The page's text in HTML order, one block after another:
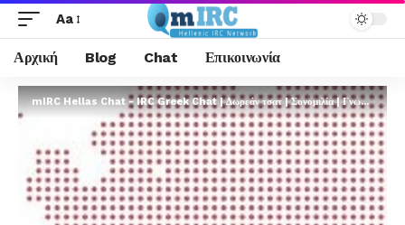
Aa
Αρχική Blog Chat Επικοινωνία
mIRC Hellas Chat - IRC Greek Chat | Δωρεάν τσατ | Συνομιλία | Γνωριμίες | FREE